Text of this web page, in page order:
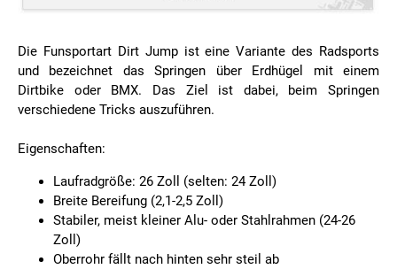
Die Funsportart Dirt Jump ist eine Variante des Radsports
und bezeichnet das Springen über Erdhügel mit einem
Dirtbike oder BMX. Das Ziel ist dabei, beim Springen
verschiedene Tricks auszuführen.
Eigenschaften:
Laufradgröße: 26 Zoll (selten: 24 Zoll)
Breite Bereifung (2,1-2,5 Zoll)
Stabiler, meist kleiner Alu- oder Stahlrahmen (24-26
Zoll)
Oberrohr fällt nach hinten sehr steil ab